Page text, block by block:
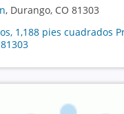
, Durango, CO 81303
1,188 pies cuadrados